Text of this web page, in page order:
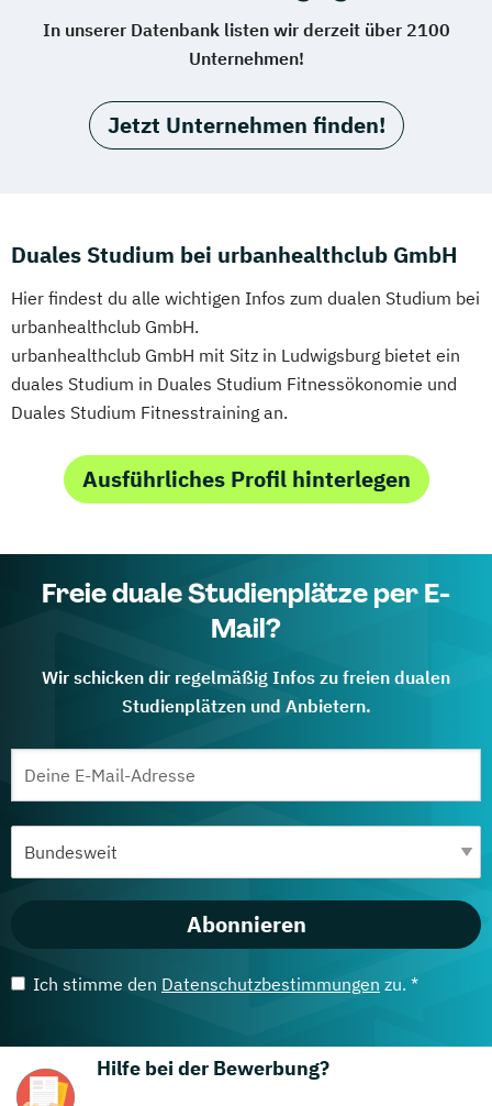
In unserer Datenbank listen wir derzeit über 2100
Unternehmen!
Jetzt Unternehmen finden!
Duales Studium bei urbanhealthclub GmbH
Hier findest du alle wichtigen Infos zum dualen Studium bei
urbanhealthclub GmbH.
urbanhealthclub GmbH mit Sitz in Ludwigsburg bietet ein
duales Studium in Duales Studium Fitnessökonomie und
Duales Studium Fitnesstraining an.
Ausführliches Profil hinterlegen
Freie duale Studienplätze per E-
Mail?
Wir schicken dir regelmäßig Infos zu freien dualen
Studienplätzen und Anbietern.
Abonnieren
Ich stimme den Datenschutzbestimmungen zu. *
Hilfe bei der Bewerbung?